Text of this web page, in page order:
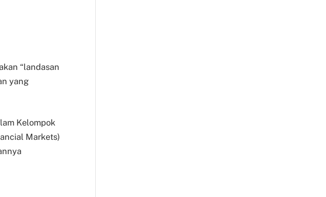
“landasan
yang
Kelompok
Markets)